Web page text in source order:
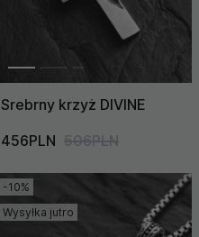
Srebrny krzyż DIVINE
456PLN 506PLN
-10%
Wysyłka jutro